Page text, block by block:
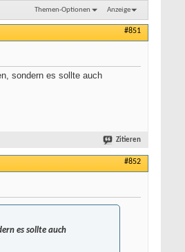
Themen-Optionen Anzeige
#851
sondern es sollte auch
Zitieren
#852
es sollte auch